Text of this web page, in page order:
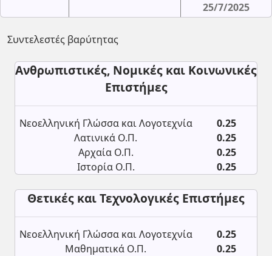
25/7/2025
Συντελεστές βαρύτητας
Ανθρωπιστικές, Νομικές και Κοινωνικές
Επιστήμες
Νεοελληνική Γλώσσα και Λογοτεχνία
0.25
Λατινικά Ο.Π.
0.25
Αρχαία Ο.Π.
0.25
Ιστορία Ο.Π.
0.25
Θετικές και Τεχνολογικές Επιστήμες
Νεοελληνική Γλώσσα και Λογοτεχνία
0.25
Μαθηματικά Ο.Π.
0.25